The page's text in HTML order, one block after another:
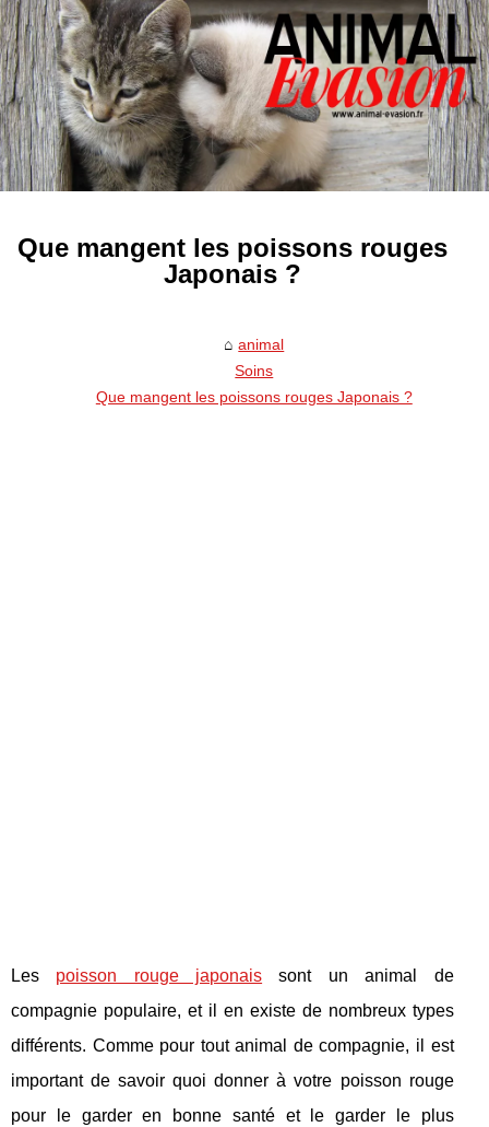
Que mangent les poissons rouges
Japonais ?
animal
Soins
Que mangent les poissons rouges Japonais ?
Les poisson rouge japonais sont un animal de
compagnie populaire, et il en existe de nombreux types
différents. Comme pour tout animal de compagnie, il est
important de savoir quoi donner à votre poisson rouge
pour le garder en bonne santé et le garder le plus